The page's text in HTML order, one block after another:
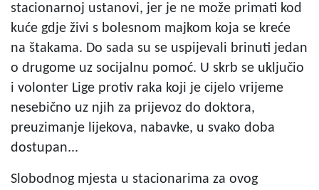
stacionarnoj ustanovi, jer je ne može primati kod
kuće gdje živi s bolesnom majkom koja se kreće
na štakama. Do sada su se uspijevali brinuti jedan
o drugome uz socijalnu pomoć. U skrb se uključio
i volonter Lige protiv raka koji je cijelo vrijeme
nesebično uz njih za prijevoz do doktora,
preuzimanje lijekova, nabavke, u svako doba
dostupan...
Slobodnog mjesta u stacionarima za ovog